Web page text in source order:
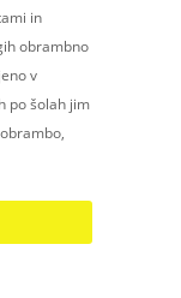
in
obrambno
v
po šolah jim